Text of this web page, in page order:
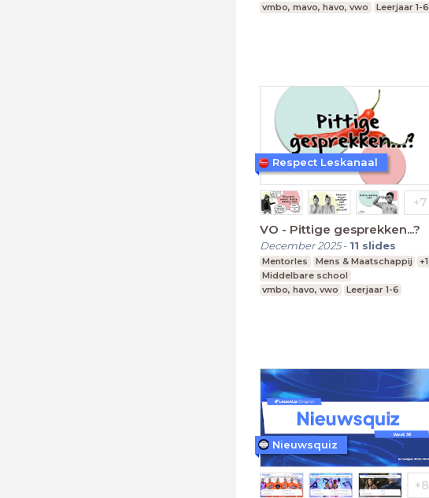
vmbo, mavo, havo, vwo
Leerjaar 1-6
VO - Pittige gesprekken...?
December 2025- 11 slides
Mentorles Mens & Maatschappij
+1
Middelbare school
vmbo, havo, vwo
Leerjaar 1-6
Respect Leskanaal
Nieuwsquiz